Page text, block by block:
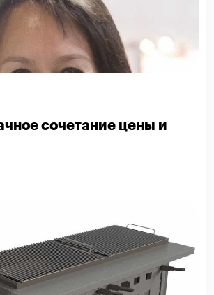
сочетание цены и